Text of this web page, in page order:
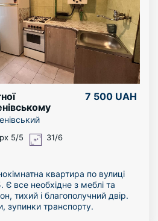
7 500 UAH
5/5 31/6
квартира по вулиці
Є все необхідне з меблі та
тихий і благополучний двір.
зупинки транспорту.